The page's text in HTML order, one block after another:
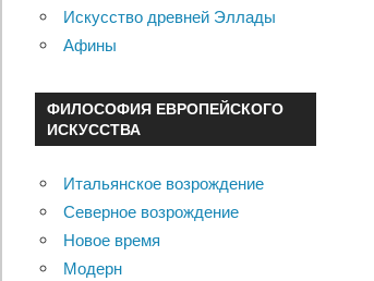
Искусство древней Эллады
Афины
ФИЛОСОФИЯ ЕВРОПЕЙСКОГО
ИСКУССТВА
Итальянское возрождение
Северное возрождение
Новое время
Модерн